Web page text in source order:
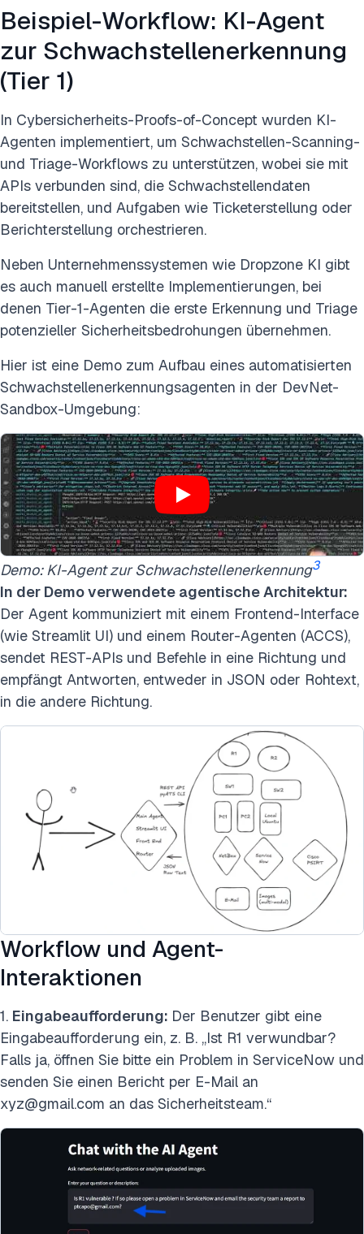
Beispiel-Workflow: KI-Agent
zur Schwachstellenerkennung
(Tier 1)
In Cybersicherheits-Proofs-of-Concept wurden KI-
Agenten implementiert, um Schwachstellen-Scanning-
und Triage-Workflows zu unterstützen, wobei sie mit
APIs verbunden sind, die Schwachstellendaten
bereitstellen, und Aufgaben wie Ticketerstellung oder
Berichterstellung orchestrieren.
Neben Unternehmenssystemen wie Dropzone KI gibt
es auch manuell erstellte Implementierungen, bei
denen Tier-1-Agenten die erste Erkennung und Triage
potenzieller Sicherheitsbedrohungen übernehmen.
Hier ist eine Demo zum Aufbau eines automatisierten
Schwachstellenerkennungsagenten in der DevNet-
Sandbox-Umgebung:
Demo: KI-Agent zur Schwachstellenerkennung3
In der Demo verwendete agentische Architektur:
Der Agent kommuniziert mit einem Frontend-Interface
(wie Streamlit UI) und einem Router-Agenten (ACCS),
sendet REST-APIs und Befehle in eine Richtung und
empfängt Antworten, entweder in JSON oder Rohtext,
in die andere Richtung.
Workflow und Agent-
Interaktionen
1. Eingabeaufforderung: Der Benutzer gibt eine
Eingabeaufforderung ein, z. B. „Ist R1 verwundbar?
Falls ja, öffnen Sie bitte ein Problem in ServiceNow und
senden Sie einen Bericht per E-Mail an
xyz@gmail.com an das Sicherheitsteam.“